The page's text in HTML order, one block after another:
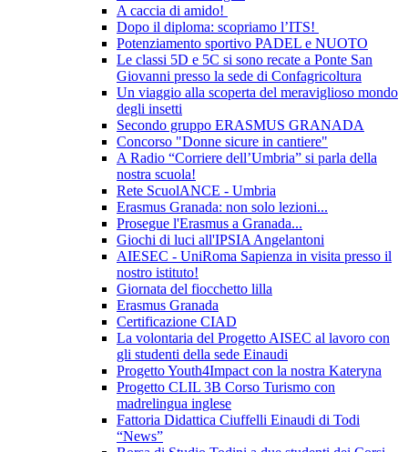
A caccia di amido!
Dopo il diploma: scopriamo l’ITS!
Potenziamento sportivo PADEL e NUOTO
Le classi 5D e 5C si sono recate a Ponte San
Giovanni presso la sede di Confagricoltura
Un viaggio alla scoperta del meraviglioso mondo
degli insetti
Secondo gruppo ERASMUS GRANADA
Concorso "Donne sicure in cantiere"
A Radio “Corriere dell’Umbria” si parla della
nostra scuola!
Rete ScuolANCE - Umbria
Erasmus Granada: non solo lezioni...
Prosegue l'Erasmus a Granada...
Giochi di luci all'IPSIA Angelantoni
AIESEC - UniRoma Sapienza in visita presso il
nostro istituto!
Giornata del fiocchetto lilla
Erasmus Granada
Certificazione CIAD
La volontaria del Progetto AISEC al lavoro con
gli studenti della sede Einaudi
Progetto Youth4Impact con la nostra Kateryna
Progetto CLIL 3B Corso Turismo con
madrelingua inglese
Fattoria Didattica Ciuffelli Einaudi di Todi
“News”